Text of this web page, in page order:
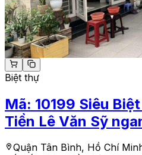
Biệt thự
Mã: 10199 Siêu
Tiền Lê Văn Sỹ
Quận Tân Bình, Hồ Chí